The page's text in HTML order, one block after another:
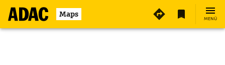
Maps MENÜ